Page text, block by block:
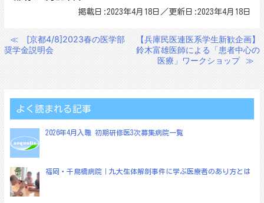
掲載日:2023年4月18日／更新日:2023年4月18日
投
シ
ョ
ン
≪
[京都4/8]2023春の医学部
奨学金説明会
【兵庫民医連医系学生新歓企画】
鈴木富雄医師による「患者中心の
医療」ワークショップ ≫
よく読まれる記事
2026年4月入職 初期研修医3次募集病院一覧
福岡・千鳥橋病院｜九大生体解剖事件に学ぶ医療者のあり方とは